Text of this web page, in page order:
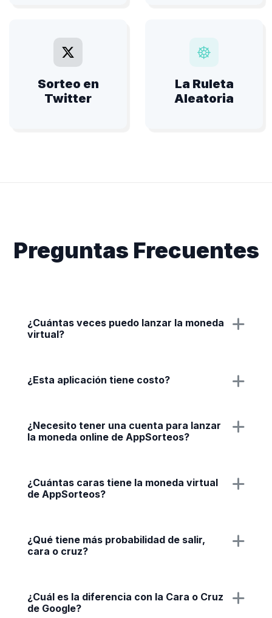
Sorteo en
Twitter
La Ruleta
Aleatoria
Preguntas Frecuentes
¿Cuántas veces puedo lanzar la moneda
virtual?
¿Esta aplicación tiene costo?
¿Necesito tener una cuenta para lanzar
la moneda online de AppSorteos?
¿Cuántas caras tiene la moneda virtual
de AppSorteos?
¿Qué tiene más probabilidad de salir,
cara o cruz?
¿Cuál es la diferencia con la Cara o Cruz
de Google?